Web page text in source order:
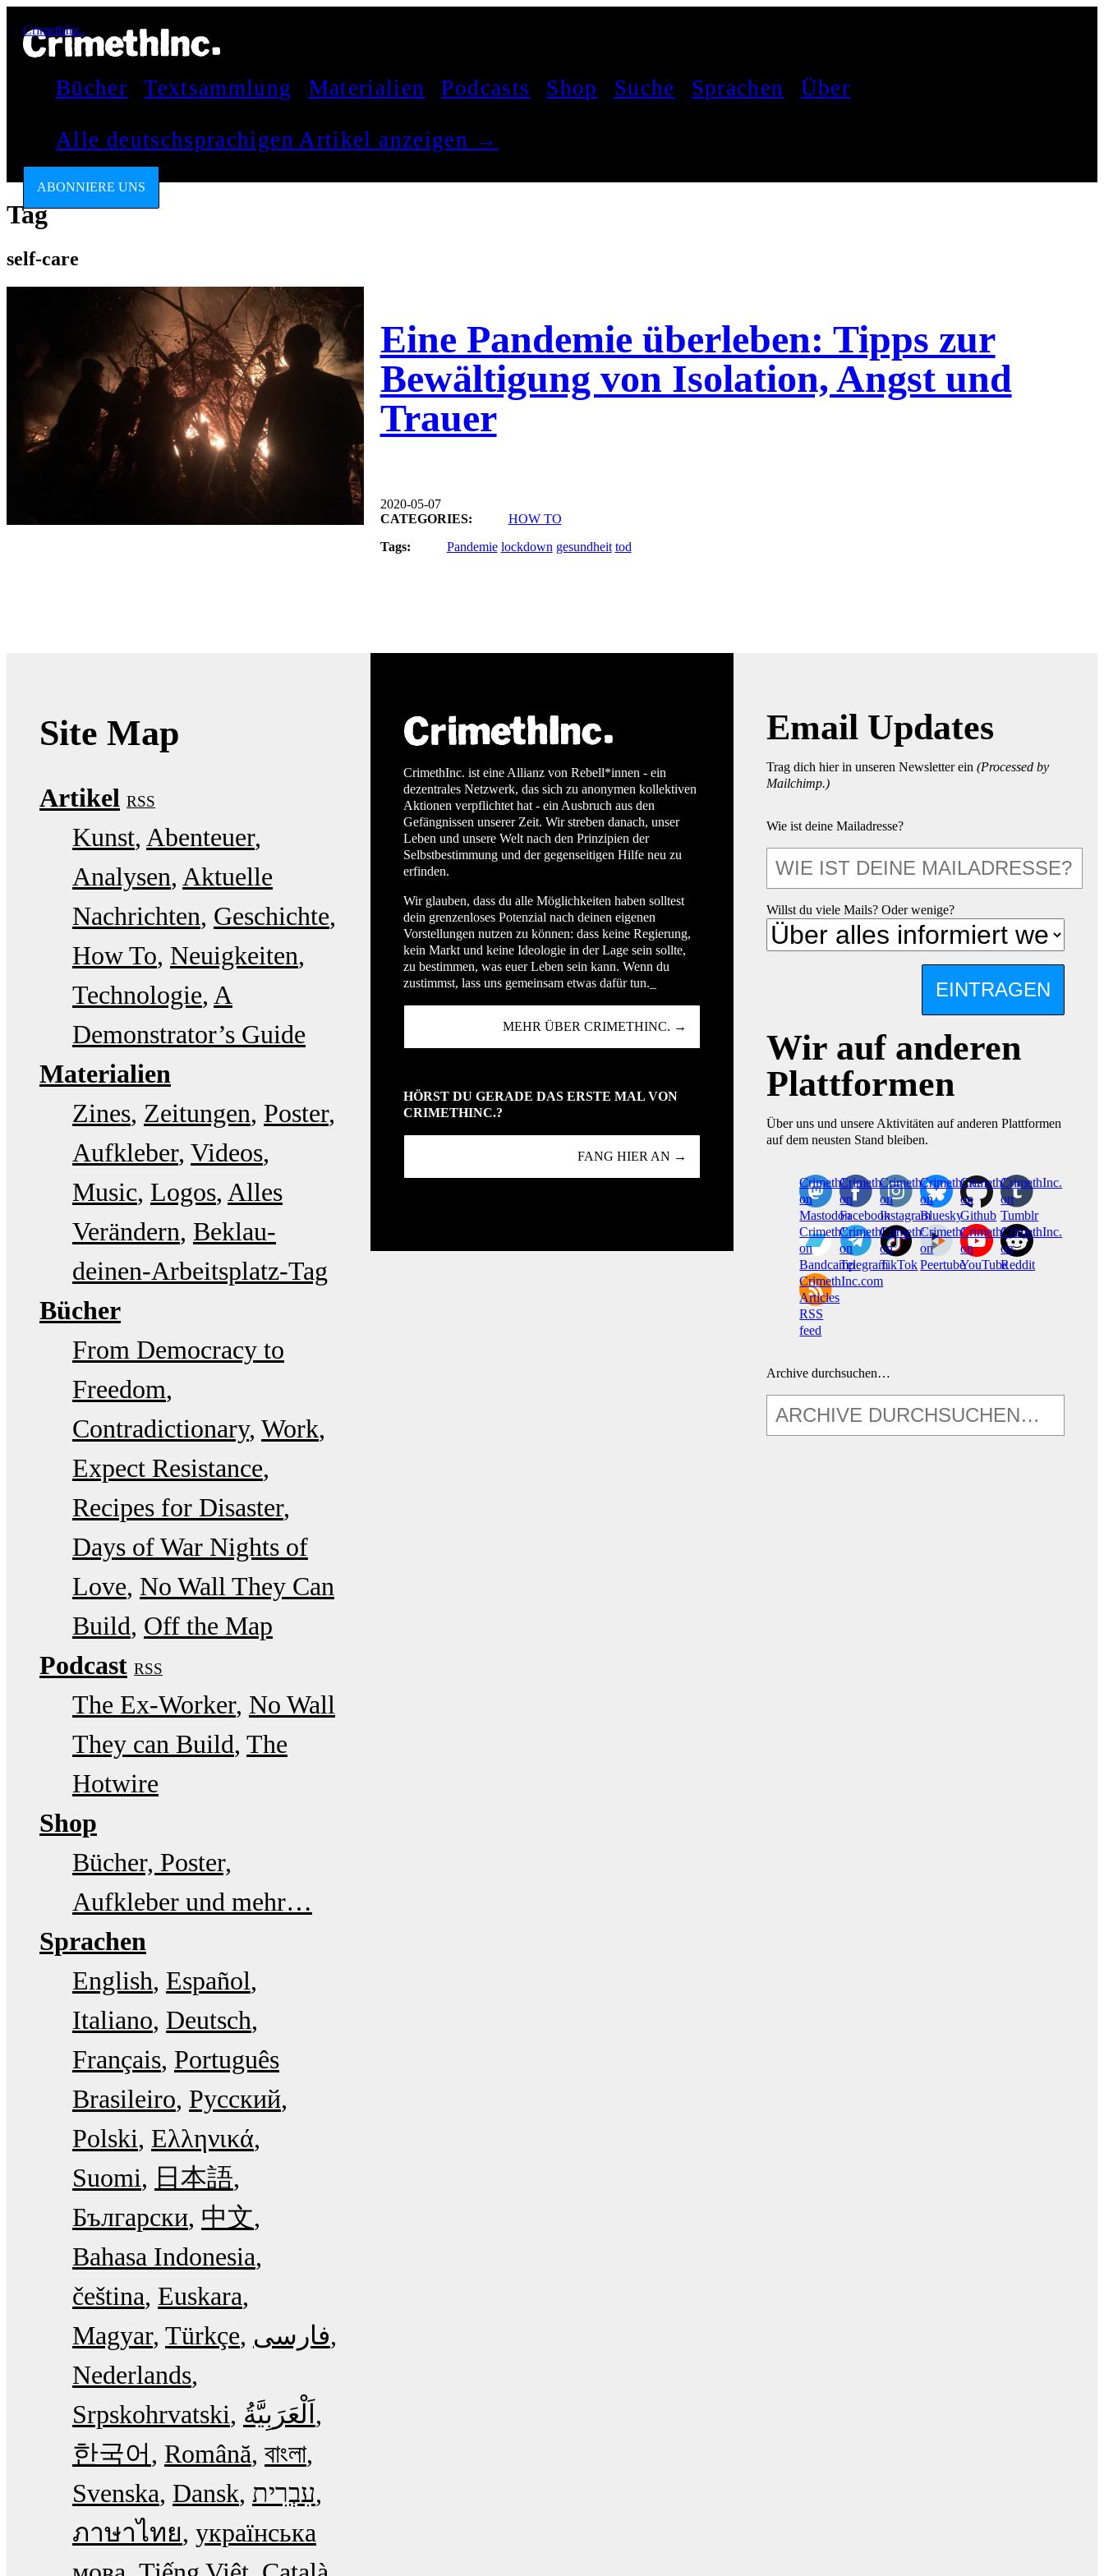
CrimethInc.
Bücher Textsammlung Materialien Podcasts Shop Suche Sprachen Über
Alle deutschsprachigen Artikel anzeigen →
ABONNIERE UNS
Tag
self-care
Eine Pandemie überleben: Tipps zur
Bewältigung von Isolation, Angst und
Trauer
2020-05-07
CATEGORIES:
HOW TO
Tags:
Pandemie lockdown gesundheit tod
Site Map
Artikel RSS
Kunst Abenteuer
Analysen Aktuelle
Nachrichten Geschichte
How To Neuigkeiten
Technologie A
Demonstrator’s Guide
Materialien
Zines Zeitungen Poster
Aufkleber Videos
Music Logos Alles
Verändern Beklau-
deinen-Arbeitsplatz-Tag
Bücher
From Democracy to
Freedom
Contradictionary Work
Expect Resistance
Recipes for Disaster
Days of War Nights of
Love No Wall They Can
Build Off the Map
Podcast RSS
The Ex-Worker No Wall
They can Build The
Hotwire
Shop
Bücher, Poster,
Aufkleber und mehr…
Sprachen
English Español
Italiano Deutsch
Français Português
Brasileiro Русский
Polski Ελληνικά
Suomi
日本語
Български 中文
Bahasa Indonesia
čeština Euskara
Magyar Türkçe فارسی
Nederlands
Srpskohrvatski
한국어
Română বাংলা
Svenska Dansk עִבְרִית
ภาษาไทย українська
CrimethInc. ist eine Allianz von Rebell*innen - ein
dezentrales Netzwerk, das sich zu anonymen kollektiven
Aktionen verpflichtet hat - ein Ausbruch aus den
Gefängnissen unserer Zeit. Wir streben danach, unser
Leben und unsere Welt nach den Prinzipien der
Selbstbestimmung und der gegenseitigen Hilfe neu zu
erfinden.
Wir glauben, dass du alle Möglichkeiten haben solltest
dein grenzenloses Potenzial nach deinen eigenen
Vorstellungen nutzen zu können: dass keine Regierung,
kein Markt und keine Ideologie in der Lage sein sollte,
zu bestimmen, was euer Leben sein kann. Wenn du
zustimmst, lass uns gemeinsam etwas dafür tun._
MEHR ÜBER CRIMETHINC. →
HÖRST DU GERADE DAS ERSTE MAL VON
CRIMETHINC.?
FANG HIER AN →
Email Updates
Trag dich hier in unseren Newsletter ein(Processed by
Mailchimp.)
Wie ist deine Mailadresse?
Willst du viele Mails? Oder wenige?
EINTRAGEN
Wir auf anderen
Plattformen
Über uns und unsere Aktivitäten auf anderen Plattformen
auf dem neusten Stand bleiben.
CrimethInc.
on
Mastodon
Crimethinc.
on
Facebook
Crimethinc.
on
Instagram
Crimethinc.
on
Bluesky
CrimethInc.
on
Github
CrimethInc.
on
Tumblr
CrimethInc.
on
Bandcamp
CrimethInc.
on
Telegram
Crimethinc.
on
TikTok
CrimethInc.
on
Peertube
CrimethInc.
on
YouTube
CrimethInc.
on
Reddit
CrimethInc.com
Articles
RSS
feed
Archive durchsuchen…